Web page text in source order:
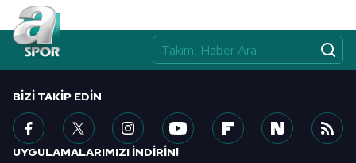
6698 sayılı Kişisel Verilerin Korunması Kanunu uyarınca
hazırlanmış Aydınlatma Metnimizi okumak ve sitemizde
ilgili mevzuata uygun olarak kullanılan çerezlerle ilgili bilgi
tıklayınız.
BIZI TAKIP EDIN
UYGULAMALARIMIZI İNDİRİN!